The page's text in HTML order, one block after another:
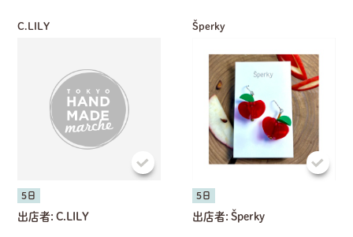
C.LILY
5日
出店者: C.LILY
Šperky
5日
出店者: Šperky